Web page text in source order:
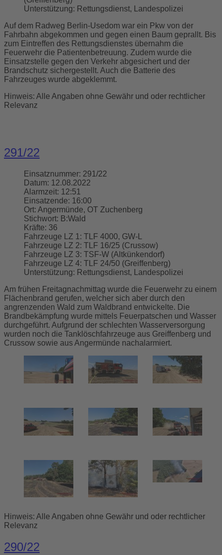
Unterstützung: Rettungsdienst, Landespolizei
Auf dem Radweg Berlin-Usedom war ein Pkw von der
Fahrbahn abgekommen und gegen einen Baum geprallt. Bis
zum Eintreffen des Rettungsdienstes übernahm die
Feuerwehr die Patientenbetreuung. Zudem wurde die
Einsatzstelle gegen den Verkehr abgesichert und der
Brandschutz sichergestellt. Auch die Batterie des
Fahrzeuges wurde abgeklemmt.
Hinweis: Alle Angaben ohne Gewähr und oder rechtlicher
Relevanz
291/22
Einsatznummer: 291/22
Datum: 12.08.2022
Alarmzeit: 12:51
Einsatzende: 16:00
Ort: Angermünde, OT Zuchenberg
Stichwort: B:Wald
Kräfte: 36
Fahrzeuge LZ 1: TLF 4000, GW-L
Fahrzeuge LZ 2: TLF 16/25 (Crussow)
Fahrzeuge LZ 3: TSF-W (Altkünkendorf)
Fahrzeuge LZ 4: TLF 24/50 (Greiffenberg)
Unterstützung: Rettungsdienst, Landespolizei
Am frühen Freitagnachmittag wurde die Feuerwehr zu einem
Flächenbrand gerufen, welcher sich aber durch den
angrenzenden Wald zum Waldbrand entwickelte. Die
Brandbekämpfung wurde mittels Feuerpatschen und Wasser
durchgeführt. Aufgrund der schlechten Wasserversorgung
wurden noch die Tanklöschfahrzeuge aus Greiffenberg und
Crussow sowie aus Angermünde nachalarmiert.
Hinweis: Alle Angaben ohne Gewähr und oder rechtlicher
Relevanz
290/22